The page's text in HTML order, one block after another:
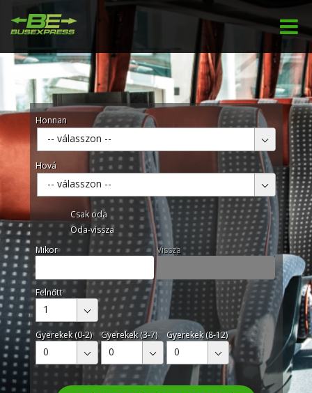
Honnan
-- válasszon --
Hová
-- válasszon --
Csak oda
Oda-vissza
Mikor
Vissza
Felnőtt
1
Gyerekek (0-2)
0
Gyerekek (3-7)
0
Gyerekek (8-12)
0